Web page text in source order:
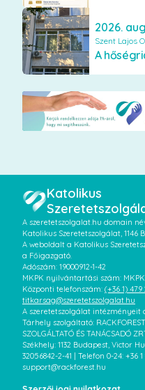
2026.
Szent Lajos
Katolikus
A szeretetszolgalat.hu domain
Katolikus Szeretetszolgálat, 1146
A weboldalt a Katolikus
a Főigazgató.
Adószám: 19000912-1-42
MKPK nyilvántartási szám:
Központi telefonszám: (+36 1) 479
titkarsag@szeretetszolgalat.hu
A szeretetszolgálat
Tárhely szolgáltató:
SZOLGÁLTATÓ ÉS TANÁCSADÓ
Székhely: 1132 Budapest, Victor
32056842-2-41 | Telefon 0-24: +36
support@rackforest.hu